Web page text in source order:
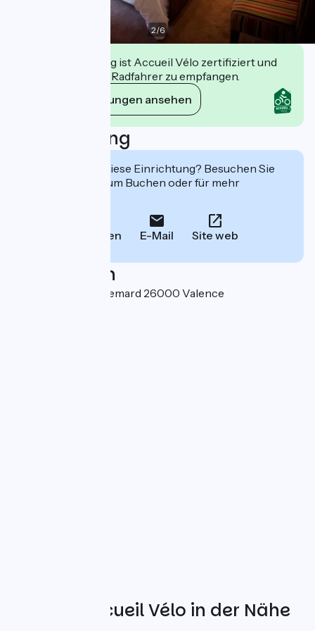
2/6
Diese Einrichtung ist Accueil Vélo zertifiziert und
verpflichtet sich, Radfahrer zu empfangen.
Ihre Verpflichtungen ansehen
Beschreibung
Interessiert Sie diese Einrichtung? Besuchen Sie
deren Website zum Buchen oder für mehr
Anrufen E-Mail Site web
Localisation
27 avenue Pierre Semard 26000 Valence
Weitere Accueil Vélo in der Nähe